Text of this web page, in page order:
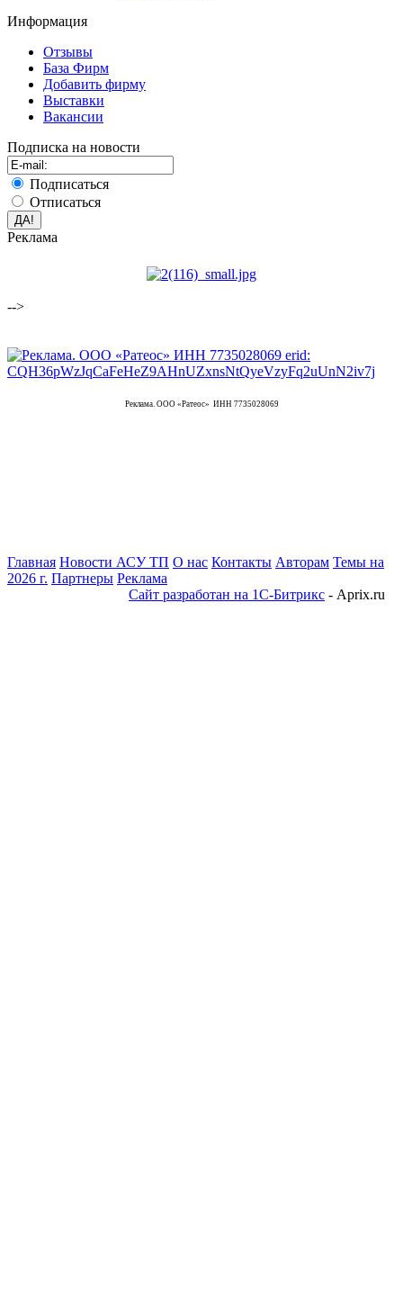
Информация
Отзывы
База Фирм
Добавить фирму
Выставки
Вакансии
Подписка на новости
Подписаться
Отписаться
Реклама
-->
Реклама. ООО «Ратеос» ИНН 7735028069
Главная Новости АСУ ТП О нас Контакты Авторам Темы на
2026 г. Партнеры Реклама
Сайт разработан на 1С-Битрикс - Aprix.ru